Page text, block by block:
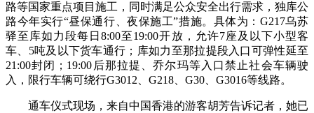
路等国家重点项目施工，同时满足公众安全出行需求，独库公
路今年实行“昼保通行、夜保施工”措施。具体为：G217乌苏
驿至库如力段每日8:00至19:00开放，允许7座及以下小型客
车、5吨及以下货车通行；库如力至那拉提段入口可弹性延至
21:00封闭；19:00后那拉提、乔尔玛等入口禁止社会车辆驶
入，限行车辆可绕行G3012、G218、G30、G3016等线路。
通车仪式现场，来自中国香港的游客胡芳告诉记者，她已